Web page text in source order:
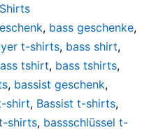
, bass geschenke,
t-shirts, bass shirt,
tshirt, bass tshirts,
, bassist geschenk,
shirt, Bassist t-shirts,
shirts, bassschlüssel t-